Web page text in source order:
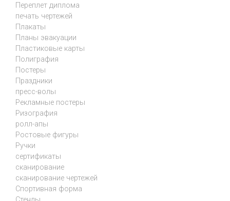
Переплет диплома
печать чертежей
Плакаты
Планы эвакуации
Пластиковые карты
Полиграфия
Постеры
Праздники
пресс-волы
Рекламные постеры
Ризография
ролл-апы
Ростовые фигуры
Ручки
сертификаты
сканирование
сканирование чертежей
Спортивная форма